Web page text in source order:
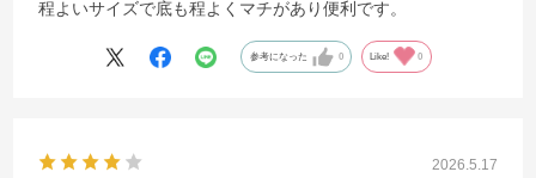
程よいサイズで底も程よくマチがあり便利です。
参考になった 0 Like! 0
2026.5.17